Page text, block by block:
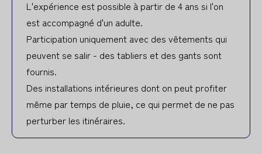
L'expérience est possible à partir de 4 ans si l'on
est accompagné d'un adulte.
Participation uniquement avec des vêtements qui
peuvent se salir - des tabliers et des gants sont
fournis.
Des installations intérieures dont on peut profiter
même par temps de pluie, ce qui permet de ne pas
perturber les itinéraires.